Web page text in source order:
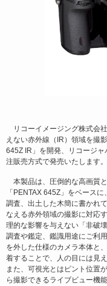
リコーイメージング株式会
えない赤外線（IR）領域を撮
645Z IR」を開発、リコージ
注販売方式で発売いたします。
本製品は、圧倒的な高画質
「PENTAX 645Z」をベース
調査、出土した木簡に書かれ
なえる赤外領域の撮影に対応
理的な影響を与えない「非破
調査や鑑定、鑑識用途にご利
を外した仕様のカメラ本体と
着することで、人の目には見
また、可視光とはピント位置
ら撮影できるライブビュー機